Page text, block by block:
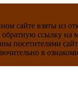
сайте взяты из
ссылку на
посетителями
в